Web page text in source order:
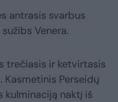
antrasis svarbus
Venera.
trečiasis ir ketvirtasis
Kasmetinis Perseidų
kulminaciją naktį iš